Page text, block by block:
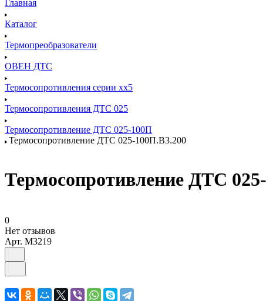
Главная
Каталог
Термопреобразователи
ОВЕН ДТС
Термосопротивления серии хх5
Термосопротивления ДТС 025
Термосопротивление ДТС 025-100П
Термосопротивление ДТС 025-100П.В3.200
Термосопротивление ДТС
0
Нет отзывов
Арт. M3219